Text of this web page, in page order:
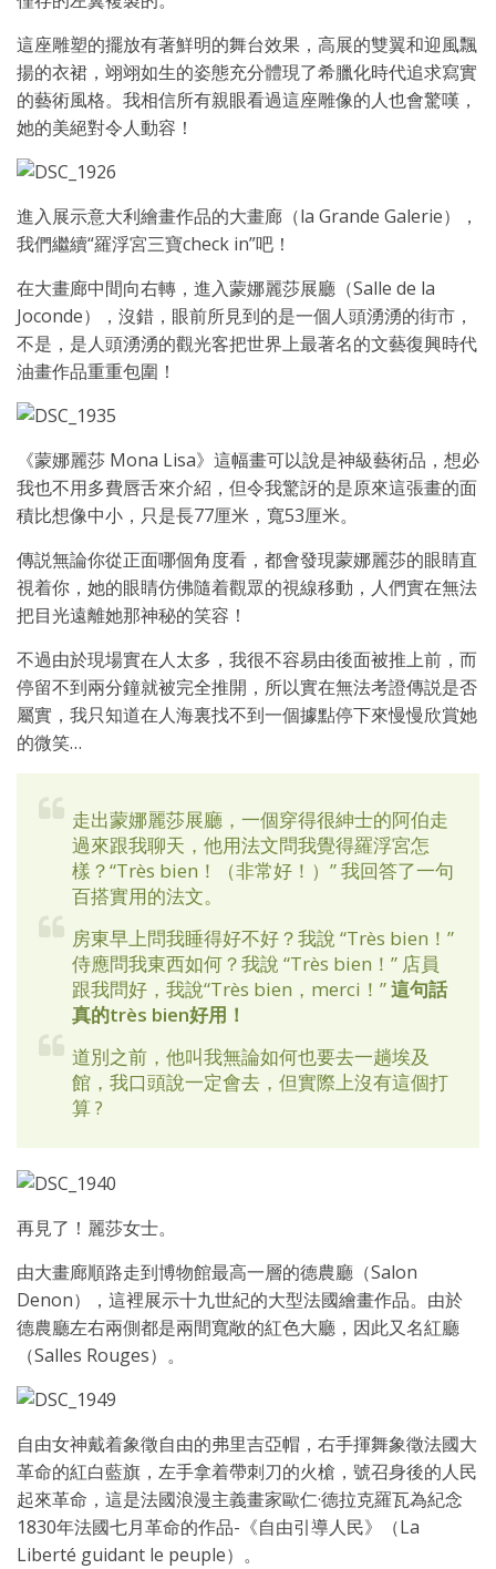
這座雕塑的擺放有著鮮明的舞台效果，高展的雙翼和迎風飄
揚的衣裙，翊翊如生的姿態充分體現了希臘化時代追求寫實
的藝術風格。我相信所有親眼看過這座雕像的人也會驚嘆，
她的美絕對令人動容！
進入展示意大利繪畫作品的大畫廊（la Grande Galerie），
我們繼續“羅浮宮三寶check in”吧！
在大畫廊中間向右轉，進入蒙娜麗莎展廳（Salle de la
Joconde），沒錯，眼前所見到的是一個人頭湧湧的街市，
不是，是人頭湧湧的觀光客把世界上最著名的文藝復興時代
油畫作品重重包圍！
《蒙娜麗莎 Mona Lisa》這幅畫可以說是神級藝術品，想必
我也不用多費唇舌來介紹，但令我驚訝的是原來這張畫的面
積比想像中小，只是長77厘米，寬53厘米。
傳説無論你從正面哪個角度看，都會發現蒙娜麗莎的眼睛直
視着你，她的眼睛仿佛隨着觀眾的視線移動，人們實在無法
把目光遠離她那神秘的笑容！
不過由於現場實在人太多，我很不容易由後面被推上前，而
停留不到兩分鐘就被完全推開，所以實在無法考證傳説是否
屬實，我只知道在人海裏找不到一個據點停下來慢慢欣賞她
的微笑…
走出蒙娜麗莎展廳，一個穿得很紳士的阿伯走
過來跟我聊天，他用法文問我覺得羅浮宮怎
樣？“Très bien！（非常好！）” 我回答了一句
百搭實用的法文。
房東早上問我睡得好不好？我說 “Très bien！”
侍應問我東西如何？我說 “Très bien！” 店員
跟我問好，我說“Très bien，merci！”這句話
真的très bien好用！
道別之前，他叫我無論如何也要去一趟埃及
館，我口頭說一定會去，但實際上沒有這個打
算 ?
再見了！麗莎女士。
由大畫廊順路走到博物館最高一層的德農廳（Salon
Denon），這裡展示十九世紀的大型法國繪畫作品。由於
德農廳左右兩側都是兩間寬敞的紅色大廳，因此又名紅廳
（Salles Rouges）。
自由女神戴着象徵自由的弗里吉亞帽，右手揮舞象徵法國大
革命的紅白藍旗，左手拿着帶刺刀的火槍，號召身後的人民
起來革命，這是法國浪漫主義畫家歐仁·德拉克羅瓦為紀念
1830年法國七月革命的作品-《自由引導人民》（La
Liberté guidant le peuple）。